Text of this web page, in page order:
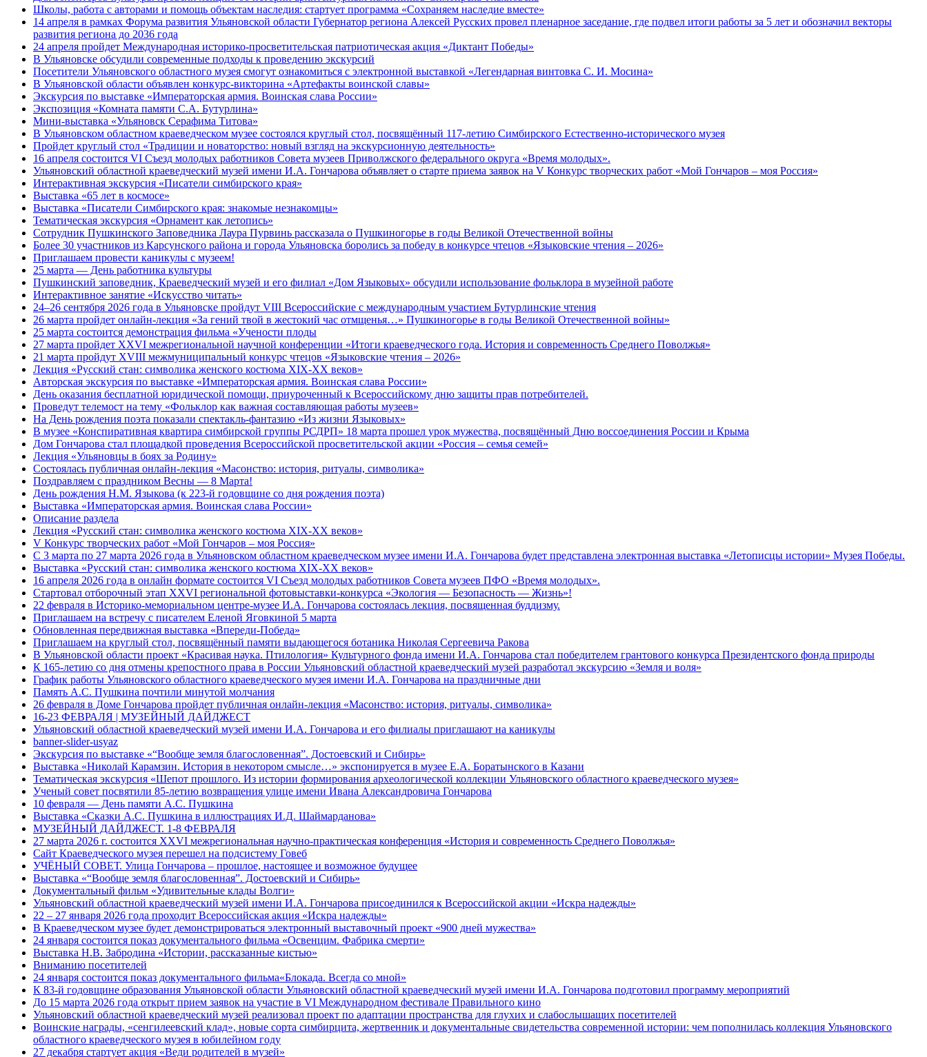
Школы, работа с авторами и помощь объектам наследия: стартует программа «Сохраняем наследие вместе»
14 апреля в рамках Форума развития Ульяновской области Губернатор региона Алексей Русских провел пленарное заседание, где подвел итоги работы за 5 лет и обозначил векторы
развития региона до 2036 года
24 апреля пройдет Международная историко-просветительская патриотическая акция «Диктант Победы»
В Ульяновске обсудили современные подходы к проведению экскурсий
Посетители Ульяновского областного музея смогут ознакомиться с электронной выставкой «Легендарная винтовка С. И. Мосина»
В Ульяновской области объявлен конкурс-викторина «Артефакты воинской славы»
Экскурсия по выставке «Императорская армия. Воинская слава России»
Экспозиция «Комната памяти С.А. Бутурлина»
Мини-выставка «Ульяновск Серафима Титова»
В Ульяновском областном краеведческом музее состоялся круглый стол, посвящённый 117-летию Симбирского Естественно-исторического музея
Пройдет круглый стол «Традиции и новаторство: новый взгляд на экскурсионную деятельность»
16 апреля состоится VI Съезд молодых работников Совета музеев Приволжского федерального округа «Время молодых».
Ульяновский областной краеведческий музей имени И.А. Гончарова объявляет о старте приема заявок на V Конкурс творческих работ «Мой Гончаров – моя Россия»
Интерактивная экскурсия «Писатели симбирского края»
Выставка «65 лет в космосе»
Выставка «Писатели Симбирского края: знакомые незнакомцы»
Тематическая экскурсия «Орнамент как летопись»
Сотрудник Пушкинского Заповедника Лаура Пурвинь рассказала о Пушкиногорье в годы Великой Отечественной войны
Более 30 участников из Карсунского района и города Ульяновска боролись за победу в конкурсе чтецов «Языковские чтения – 2026»
Приглашаем провести каникулы с музеем!
25 марта — День работника культуры
Пушкинский заповедник, Краеведческий музей и его филиал «Дом Языковых» обсудили использование фольклора в музейной работе
Интерактивное занятие «Искусство читать»
24–26 сентября 2026 года в Ульяновске пройдут VIII Всероссийские с международным участием Бутурлинские чтения
26 марта пройдет онлайн-лекция «За гений твой в жестокий час отмщенья…» Пушкиногорье в годы Великой Отечественной войны»
25 марта состоится демонстрация фильма «Учености плоды
27 марта пройдет XXVI межрегиональной научной конференции «Итоги краеведческого года. История и современность Среднего Поволжья»
21 марта пройдут XVIII межмуниципальный конкурс чтецов «Языковские чтения – 2026»
Лекция «Русский стан: символика женского костюма XIX-XX веков»
Авторская экскурсия по выставке «Императорская армия. Воинская слава России»
День оказания бесплатной юридической помощи, приуроченный к Всероссийскому дню защиты прав потребителей.
Проведут телемост на тему «Фольклор как важная составляющая работы музеев»
На День рождения поэта показали спектакль-фантазию «Из жизни Языковых»
В музее «Конспиративная квартира симбирской группы РСДРП» 18 марта прошел урок мужества, посвящённый Дню воссоединения России и Крыма
Дом Гончарова стал площадкой проведения Всероссийской просветительской акции «Россия – семья семей»
Лекция «Ульяновцы в боях за Родину»
Состоялась публичная онлайн-лекция «Масонство: история, ритуалы, символика»
Поздравляем с праздником Весны — 8 Марта!
День рождения Н.М. Языкова (к 223-й годовщине со дня рождения поэта)
Выставка «Императорская армия. Воинская слава России»
Описание раздела
Лекция «Русский стан: символика женского костюма XIX-XX веков»
V Конкурс творческих работ «Мой Гончаров – моя Россия»
С 3 марта по 27 марта 2026 года в Ульяновском областном краеведческом музее имени И.А. Гончарова будет представлена электронная выставка «Летописцы истории» Музея Победы.
Выставка «Русский стан: символика женского костюма XIX-XX веков»
16 апреля 2026 года в онлайн формате состоится VI Съезд молодых работников Совета музеев ПФО «Время молодых».
Стартовал отборочный этап XXVI региональной фотовыставки-конкурса «Экология — Безопасность — Жизнь»!
22 февраля в Историко-мемориальном центре-музее И.А. Гончарова состоялась лекция, посвященная буддизму.
Приглашаем на встречу с писателем Еленой Яговкиной 5 марта
Обновленная передвижная выставка «Впереди-Победа»
Приглашаем на круглый стол, посвящённый памяти выдающегося ботаника Николая Сергеевича Ракова
В Ульяновской области проект «Красивая наука. Птилология» Культурного фонда имени И.А. Гончарова стал победителем грантового конкурса Президентского фонда природы
К 165-летию со дня отмены крепостного права в России Ульяновский областной краеведческий музей разработал экскурсию «Земля и воля»
График работы Ульяновского областного краеведческого музея имени И.А. Гончарова на праздничные дни
Память А.С. Пушкина почтили минутой молчания
26 февраля в Доме Гончарова пройдет публичная онлайн-лекция «Масонство: история, ритуалы, символика»
16-23 ФЕВРАЛЯ | МУЗЕЙНЫЙ ДАЙДЖЕСТ
Ульяновский областной краеведческий музей имени И.А. Гончарова и его филиалы приглашают на каникулы
banner-slider-usyaz
Экскурсия по выставке «“Вообще земля благословенная”. Достоевский и Сибирь»
Выставка «Николай Карамзин. История в некотором смысле…» экспонируется в музее Е.А. Боратынского в Казани
Тематическая экскурсия «Шепот прошлого. Из истории формирования археологической коллекции Ульяновского областного краеведческого музея»
Ученый совет посвятили 85-летию возвращения улице имени Ивана Александровича Гончарова
10 февраля — День памяти А.С. Пушкина
Выставка «Сказки А.С. Пушкина в иллюстрациях И.Д. Шаймарданова»
МУЗЕЙНЫЙ ДАЙДЖЕСТ. 1-8 ФЕВРАЛЯ
27 марта 2026 г. состоится XXVI межрегиональная научно-практическая конференция «История и современность Среднего Поволжья»
Сайт Краеведческого музея перешел на подсистему Говеб
УЧЁНЫЙ СОВЕТ. Улица Гончарова – прошлое, настоящее и возможное будущее
Выставка «“Вообще земля благословенная”. Достоевский и Сибирь»
Документальный фильм «Удивительные клады Волги»
Ульяновский областной краеведческий музей имени И.А. Гончарова присоединился к Всероссийской акции «Искра надежды»
22 – 27 января 2026 года проходит Всероссийская акция «Искра надежды»
В Краеведческом музее будет демонстрироваться электронный выставочный проект «900 дней мужества»
24 января состоится показ документального фильма «Освенцим. Фабрика смерти»
Выставка Н.В. Забродина «Истории, рассказанные кистью»
Вниманию посетителей
24 января состоится показ документального фильма«Блокада. Всегда со мной»
К 83-й годовщине образования Ульяновской области Ульяновский областной краеведческий музей имени И.А. Гончарова подготовил программу мероприятий
До 15 марта 2026 года открыт прием заявок на участие в VI Международном фестивале Правильного кино
Ульяновский областной краеведческий музей реализовал проект по адаптации пространства для глухих и слабослышащих посетителей
Воинские награды, «сенгилеевский клад», новые сорта симбирцита, жертвенник и документальные свидетельства современной истории: чем пополнилась коллекция Ульяновского
областного краеведческого музея в юбилейном году
27 декабря стартует акция «Веди родителей в музей»